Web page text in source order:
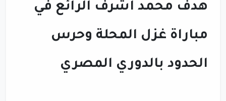
هدف محمد اشرف الرائع في
مباراة غزل المحلة وحرس
الحدود بالدوري المصري